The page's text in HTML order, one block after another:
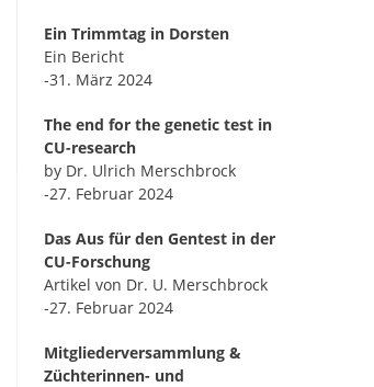
Ein Trimmtag in Dorsten
Ein Bericht
-31. März 2024
The end for the genetic test in
CU-research
by Dr. Ulrich Merschbrock
-27. Februar 2024
Das Aus für den Gentest in der
CU-Forschung
Artikel von Dr. U. Merschbrock
-27. Februar 2024
Mitgliederversammlung &
Züchterinnen- und